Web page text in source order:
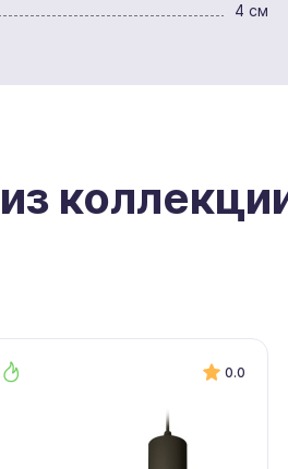
4 см
0.0